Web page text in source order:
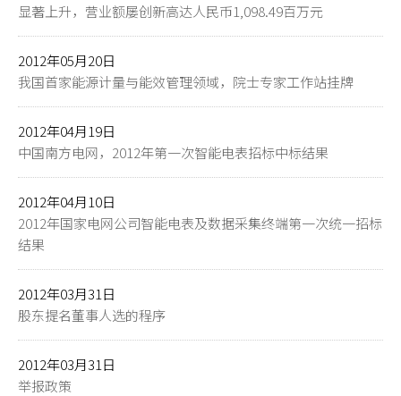
显著上升，营业额屡创新高达人民币1,098.49百万元
2012年05月20日
我国首家能源计量与能效管理领域，院士专家工作站挂牌
2012年04月19日
中国南方电网，2012年第一次智能电表招标中标结果
2012年04月10日
2012年国家电网公司智能电表及数据采集终端第一次统一招标
结果
2012年03月31日
股东提名董事人选的程序
2012年03月31日
举报政策